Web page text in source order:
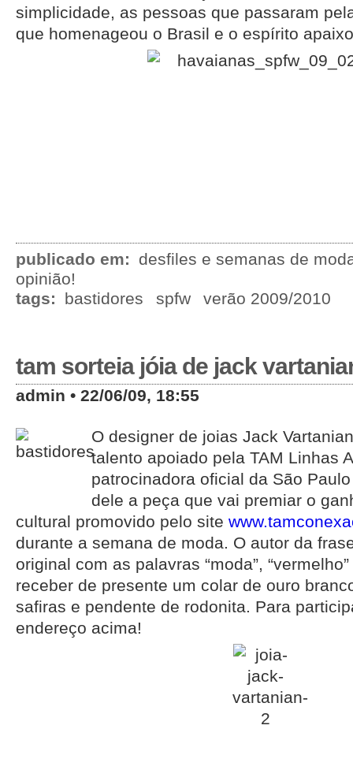
simplicidade, as pessoas que passaram
que homenageou o Brasil e o espírito
publicado em:
desfiles e semanas de
opinião!
tags:
bastidores spfw verão 2009/2010
tam sorteia jóia de jack
admin • 22/06/09, 18:55
O designer de joias Jack
talento apoiado pela TAM Linhas
patrocinadora oficial da São
dele a peça que vai premiar o
cultural promovido pelo site
durante a semana de moda. O autor da
original com as palavras “moda”, “vermelho”
receber de presente um colar de ouro
safiras e pendente de rodonita. Para
endereço acima!